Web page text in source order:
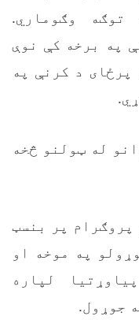
وګوماري.
په برخه کې نوې
پرځای د کرنې په
له ټولنو څخه
پروګرام پر بنسټ
په موخه او
لپاره
جوړول.